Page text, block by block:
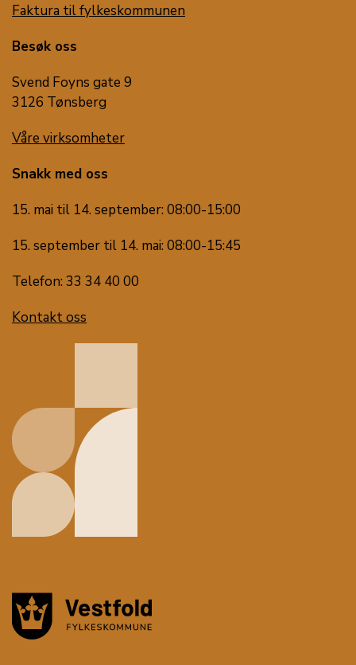
Faktura til fylkeskommunen
Besøk oss
Svend Foyns gate 9
3126 Tønsberg
Våre virksomheter
Snakk med oss
15. mai til 14. september: 08:00-15:00
15. september til 14. mai: 08:00-15:45
Telefon: 33 34 40 00
Kontakt oss